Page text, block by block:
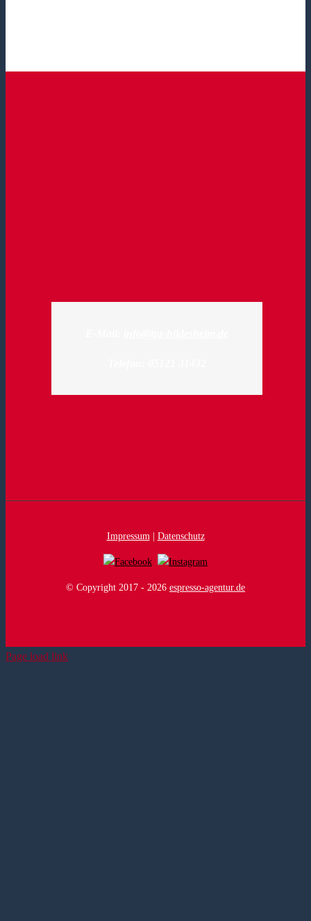
Impressum| Datenschutz
© Copyright 2017 - 2026 espresso-agentur.de
Page load link